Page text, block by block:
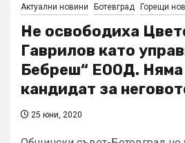
Актуални новини Ботевград Горещи
Не освободиха
Гаврилов като
Бебреш“ ЕООД. Няма
кандидат за
25 юни, 2020